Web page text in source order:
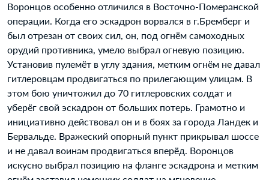
Воронцов особенно отличился в Восточно-Померанской
операции. Когда его эскадрон ворвался в г.Бремберг и
был отрезан от своих сил, он, под огнём самоходных
орудий противника, умело выбрал огневую позицию.
Установив пулемёт в углу здания, метким огнём не давал
гитлеровцам продвигаться по прилегающим улицам. В
этом бою уничтожил до 70 гитлеровских солдат и
уберёг свой эскадрон от больших потерь. Грамотно и
инициативно действовал он и в боях за города Ландек и
Бервальде. Вражеский опорный пункт прикрывал шоссе
и не давал воинам продвигаться вперёд. Воронцов
искусно выбрал позицию на фланге эскадрона и метким